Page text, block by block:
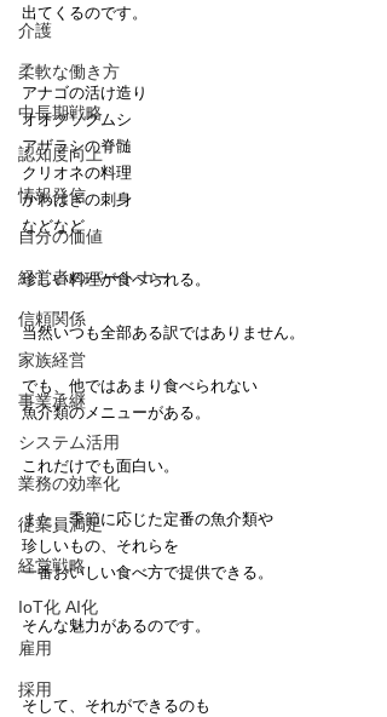
介護
柔軟な働き方
中長期戦略
認知度向上
情報発信
自分の価値
経営者のパートナー
信頼関係
家族経営
事業承継
システム活用
業務の効率化
従業員満足
経営戦略
IoT化 AI化
雇用
採用
出てくるのです。
アナゴの活け造り
オオグソクムシ
アザラシの脊髄
クリオネの料理
かわはぎの刺身
などなど
珍しい料理が食べられる。
当然いつも全部ある訳ではありません。
でも、他ではあまり食べられない
魚介類のメニューがある。
これだけでも面白い。
また、季節に応じた定番の魚介類や
珍しいもの、それらを
一番おいしい食べ方で提供できる。
そんな魅力があるのです。
そして、それができるのも